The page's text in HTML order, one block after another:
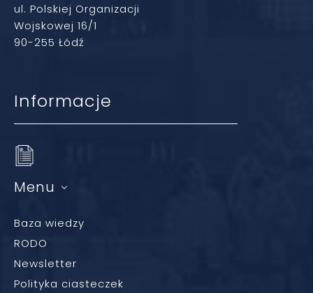
ul. Polskiej Organizacji
Wojskowej 16/1
90-255 Łódź
Informacje
Menu
Baza wiedzy
RODO
Newsletter
Polityka ciasteczek